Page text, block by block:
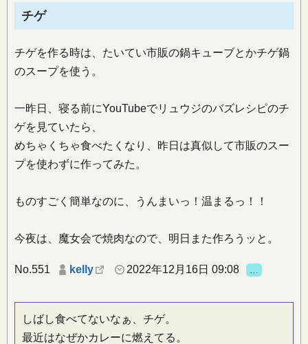
チゲ
チゲを作る時は、たいてい市販の鍋キューブとかチゲ鍋
のスープを使う。
一昨日、寝る前にYouTubeでリュウジのバズレシピのチ
ゲを見ていたら、
めちゃくちゃ食べたくなり、昨日は真似して市販のスー
プを使わずに作ってみた。
ものすごく簡単なのに、うんまいっ！温まるっ！！
今夜は、魔女会で焼肉なので、明日また作ろうッと。
No.551 kelly 2022年12月16日 09:08
しばし食べてないなぁ、チゲ。
最近はなぜかカレーに燃えてる。